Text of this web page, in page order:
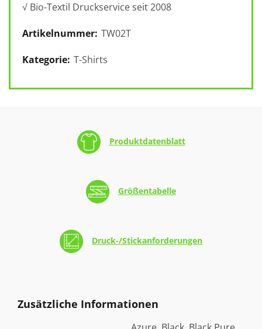
√ Bio-Textil Druckservice seit 2008
Artikelnummer: TW02T
Kategorie: T-Shirts
Produktdatenblatt
Größentabelle
Druck-/Stickanforderungen
Zusätzliche Informationen